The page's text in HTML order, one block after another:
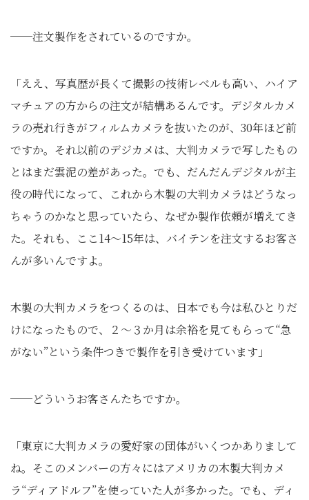
──注文製作をされているのですか。
「ええ、写真歴が長くて撮影の技術レべルも高い、ハイア
マチュアの方からの注文が結構あるんです。デジタルカメ
ラの売れ行きがフィルムカメラを抜いたのが、30年ほど前
ですか。それ以前のデジカメは、大判カメラで写したもの
とはまだ雲泥の差があった。でも、だんだんデジタルが主
役の時代になって、これから木製の大判カメラはどうなっ
ちゃうのかなと思っていたら、なぜか製作依頼が増えてき
た。それも、ここ14～15年は、バイテンを注文するお客さ
んが多いんですよ。
木製の大判カメラをつくるのは、日本でも今は私ひとりだ
けになったもので、２～３か月は余裕を見てもらって“急
がない”という条件つきで製作を引き受けています」
──どういうお客さんたちですか。
「東京に大判カメラの愛好家の団体がいくつかありまして
ね。そこのメンバーの方々にはアメリカの木製大判カメ
ラ“ディアドルフ”を使っていた人が多かった。でも、ディ